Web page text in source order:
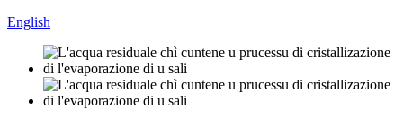
English